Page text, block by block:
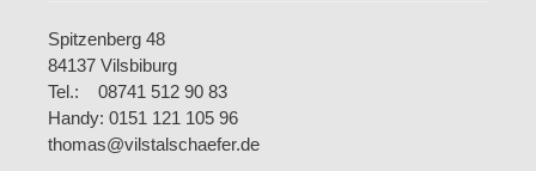
Spitzenberg 48
84137 Vilsbiburg
Tel.: 08741 512 90 83
Handy: 0151 121 105 96
thomas@vilstalschaefer.de